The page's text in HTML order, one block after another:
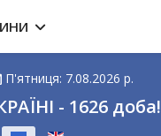
П'ятниця: 7.08.2026 р.
- 1626 доба!